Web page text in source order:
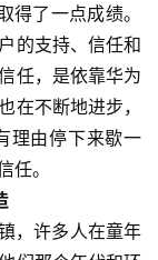
了一点成绩。
的支持、信任和
任，是依靠华为
在不断地进步，
理由停下来歇一
任。
，许多人在童年